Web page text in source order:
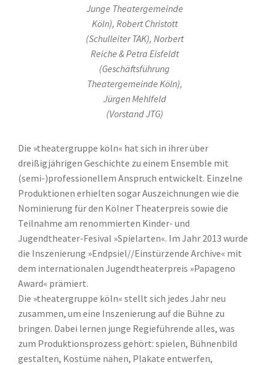
Junge Theatergemeinde
Köln), Robert Christott
(Schulleiter TAK), Norbert
Reiche & Petra Eisfeldt
(Geschäftsführung
Theatergemeinde Köln),
Jürgen Mehlfeld
(Vorstand JTG)
Die »theatergruppe köln« hat sich in ihrer über
dreißigjährigen Geschichte zu einem Ensemble mit
(semi-)professionellem Anspruch entwickelt. Einzelne
Produktionen erhielten sogar Auszeichnungen wie die
Nominierung für den Kölner Theaterpreis sowie die
Teilnahme am renommierten Kinder- und
Jugendtheater-Fesival »Spielarten«. Im Jahr 2013 wurde
die Inszenierung »Endpsiel//Einstürzende Archive« mit
dem internationalen Jugendtheaterpreis »Papageno
Award« prämiert.
Die »theatergruppe köln« stellt sich jedes Jahr neu
zusammen, um eine Inszenierung auf die Bühne zu
bringen. Dabei lernen junge Regieführende alles, was
zum Produktionsprozess gehört: spielen, Bühnenbild
gestalten, Kostüme nähen, Plakate entwerfen,